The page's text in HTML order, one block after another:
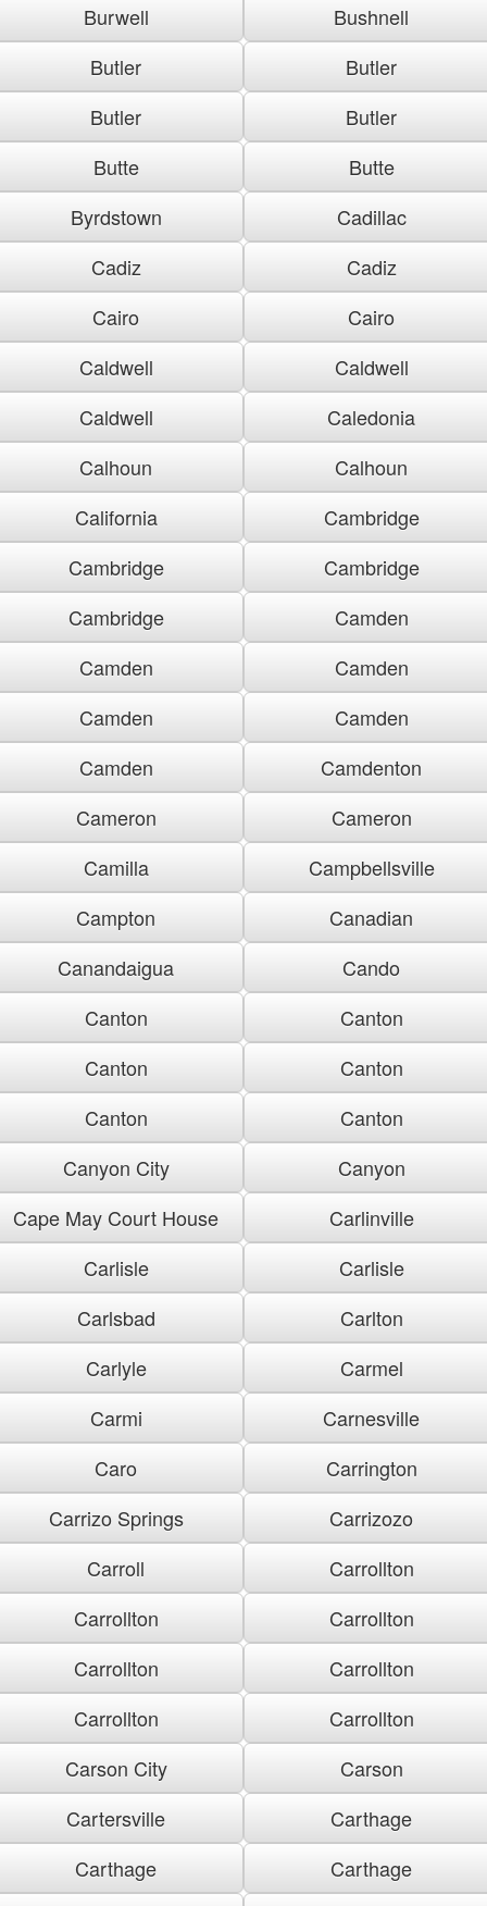
Burwell
Bushnell
Butler
Butler
Butler
Butler
Butte
Butte
Byrdstown
Cadillac
Cadiz
Cadiz
Cairo
Cairo
Caldwell
Caldwell
Caldwell
Caledonia
Calhoun
Calhoun
California
Cambridge
Cambridge
Cambridge
Cambridge
Camden
Camden
Camden
Camden
Camden
Camden
Camdenton
Cameron
Cameron
Camilla
Campbellsville
Campton
Canadian
Canandaigua
Cando
Canton
Canton
Canton
Canton
Canton
Canton
Canyon City
Canyon
Cape May Court House
Carlinville
Carlisle
Carlisle
Carlsbad
Carlton
Carlyle
Carmel
Carmi
Carnesville
Caro
Carrington
Carrizo Springs
Carrizozo
Carroll
Carrollton
Carrollton
Carrollton
Carrollton
Carrollton
Carrollton
Carrollton
Carson City
Carson
Cartersville
Carthage
Carthage
Carthage